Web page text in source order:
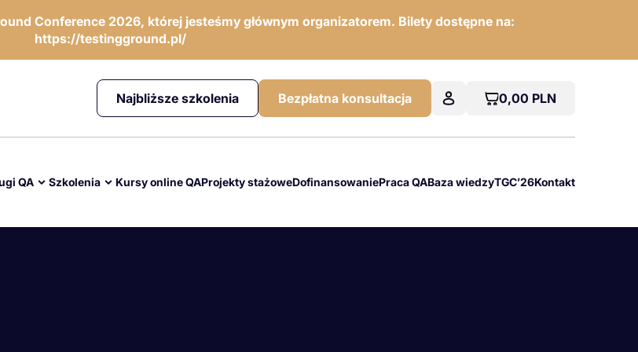
Conference 2026, której jesteśmy głównym organizatorem. Bilety dostępne na:
https://testingground.pl/
Najbliższe szkolenia Bezpłatna konsultacja 0,00 PLN
QA Szkolenia Kursy online QAProjekty stażoweDofinansowaniePraca QABaza wiedzyTGC’26Kontakt